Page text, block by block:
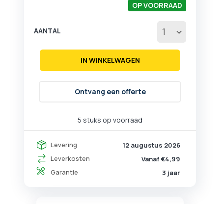
5 stuks op voorraad
OP VOORRAAD
Levering
12 augustus 2026
Leverkosten
Vanaf €4,99
Garantie
3 jaar
AANTAL
IN WINKELWAGEN
Ontvang een offerte